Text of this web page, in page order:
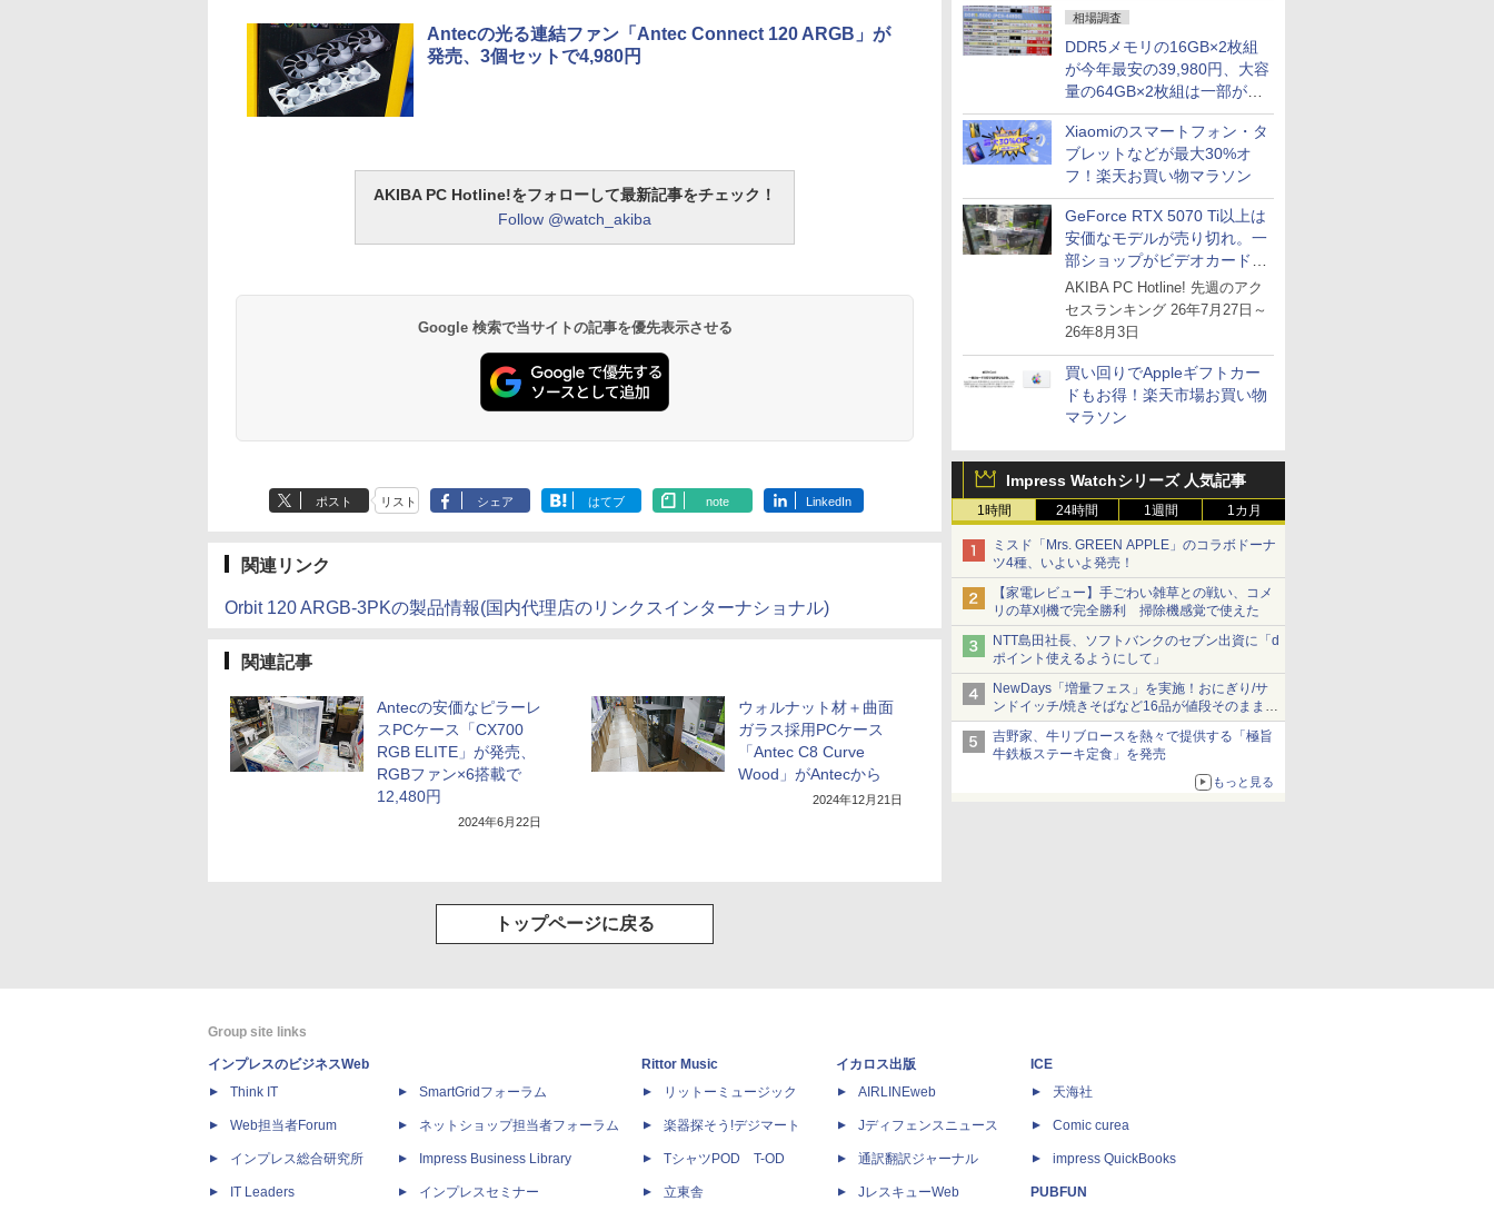
相場調査
DDR5メモリの16GB×2枚組
が今年最安の39,980円、大容
量の64GB×2枚組は一部が続
騰 [8月前半のメモリ価格]
Xiaomiのスマートフォン・タ
ブレットなどが最大30%オ
フ！楽天お買い物マラソン
GeForce RTX 5070 Ti以上は
安価なモデルが売り切れ。一
部ショップがビデオカードの
購入制限を実施したニュース
が注目を集める
AKIBA PC Hotline! 先週のアク
セスランキング 26年7月27日～
26年8月3日
買い回りでAppleギフトカー
ドもお得！楽天市場お買い物
マラソン
Impress Watchシリーズ 人気記事
1時間 24時間 1週間 1カ月
ミスド「Mrs. GREEN APPLE」のコラボドーナ
ツ4種、いよいよ発売！
【家電レビュー】手ごわい雑草との戦い、コメ
リの草刈機で完全勝利 掃除機感覚で使えた
NTT島田社長、ソフトバンクのセブン出資に「d
ポイント使えるようにして」
NewDays「増量フェス」を実施！おにぎり/サ
ンドイッチ/焼きそばなど16品が値段そのままで
ボリュームアップ
吉野家、牛リブロースを熱々で提供する「極旨
牛鉄板ステーキ定食」を発売
もっと見る
Antecの光る連結ファン「Antec Connect 120 ARGB」が
発売、3個セットで4,980円
AKIBA PC Hotline!をフォローして最新記事をチェック！
Follow @watch_akiba
Google 検索で当サイトの記事を優先表示させる
ポスト リスト シェア はてブ note LinkedIn
関連リンク
Orbit 120 ARGB-3PKの製品情報(国内代理店のリンクスインターナショナル)
関連記事
Antecの安価なピラーレ
スPCケース「CX700
RGB ELITE」が発売、
RGBファン×6搭載で
12,480円
2024年6月22日
ウォルナット材＋曲面
ガラス採用PCケース
「Antec C8 Curve
Wood」がAntecから
2024年12月21日
トップページに戻る
Group site links
インプレスのビジネスWeb
Think IT
Web担当者Forum
インプレス総合研究所
IT Leaders
SmartGridフォーラム
ネットショップ担当者フォーラム
Impress Business Library
インプレスセミナー
Rittor Music
リットーミュージック
楽器探そう!デジマート
TシャツPOD T-OD
立東舎
イカロス出版
AIRLINEweb
Jディフェンスニュース
通訳翻訳ジャーナル
JレスキューWeb
ICE
天海社
Comic curea
impress QuickBooks
PUBFUN